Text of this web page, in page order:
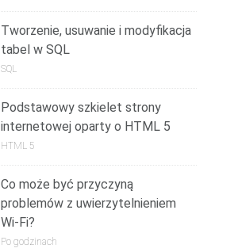
Tworzenie, usuwanie i modyfikacja
tabel w SQL
SQL
Podstawowy szkielet strony
internetowej oparty o HTML 5
HTML 5
Co może być przyczyną
problemów z uwierzytelnieniem
Wi-Fi?
Po godzinach